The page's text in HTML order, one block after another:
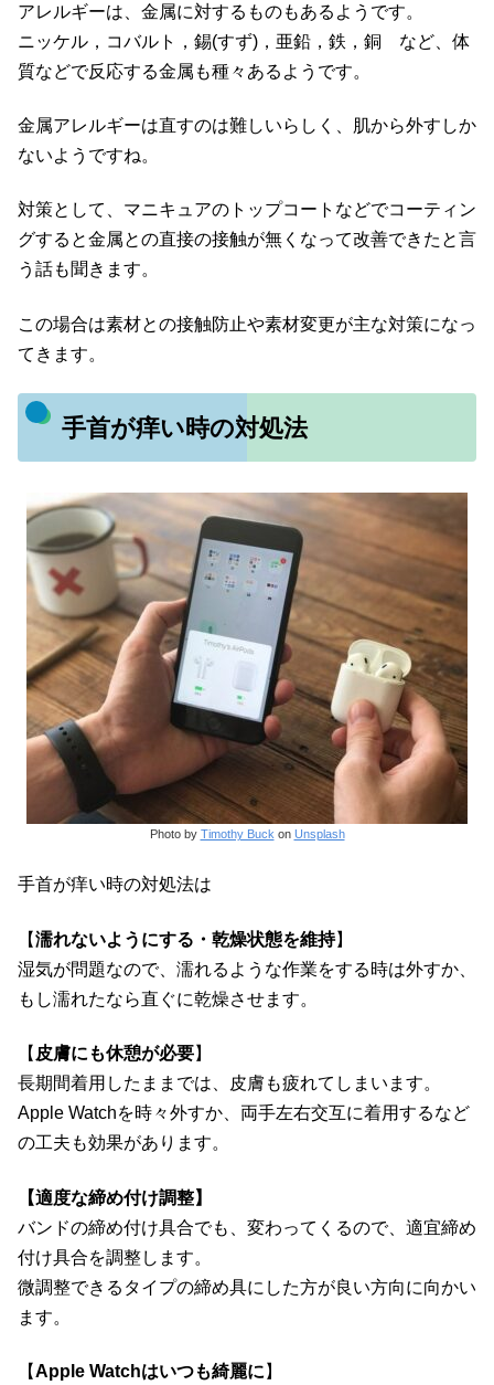
アレルギーは、金属に対するものもあるようです。
ニッケル，コバルト，錫(すず)，亜鉛，鉄，銅 など、体
質などで反応する金属も種々あるようです。
金属アレルギーは直すのは難しいらしく、肌から外すしか
ないようですね。
対策として、マニキュアのトップコートなどでコーティン
グすると金属との直接の接触が無くなって改善できたと言
う話も聞きます。
この場合は素材との接触防止や素材変更が主な対策になっ
てきます。
手首が痒い時の対処法
Photo by Timothy Buck on Unsplash
手首が痒い時の対処法は
【濡れないようにする・乾燥状態を維持】
湿気が問題なので、濡れるような作業をする時は外すか、
もし濡れたなら直ぐに乾燥させます。
【 皮膚にも休憩が必要】
長期間着用したままでは、皮膚も疲れてしまいます。
Apple Watchを時々外すか、両手左右交互に着用するなど
の工夫も効果があります。
【適度な締め付け調整】
バンドの締め付け具合でも、変わってくるので、適宜締め
付け具合を調整します。
微調整できるタイプの締め具にした方が良い方向に向かい
ます。
【Apple Watchはいつも綺麗に 】